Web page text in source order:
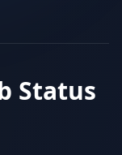
Status